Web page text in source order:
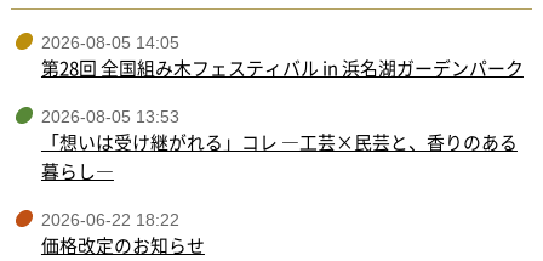
2026-08-05 14:05
第28回 全国組み木フェスティバル in 浜名湖ガーデンパーク
2026-08-05 13:53
「想いは受け継がれる」コレ ―工芸×民芸と、香りのある
暮らし―
2026-06-22 18:22
価格改定のお知らせ